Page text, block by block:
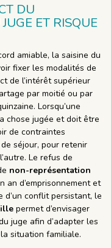
DU
ET RISQUE
amiable, la saisine du
fixer les modalités de
de l’intérêt supérieur
par moitié ou par
Lorsqu’une
chose jugée et doit être
de contraintes
séjour, pour retenir
Le refus de
non-représentation
an d’emprisonnement et
d’un conflit persistant, le
permet d’envisager
juge afin d’adapter les
situation familiale.